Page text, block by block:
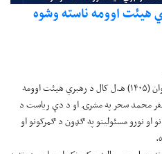
هیئت اوومه ناسته وشوه
د مالیې وزارت د عوایدو لوی ریاست د روان (۱۴۰۵) هـ.ل کال د رهبري هیئت اوومه
محمد سحر په مشرۍ او د دې ریاست د
او نورو مسئولینو په ګډون د ګمرکونو او